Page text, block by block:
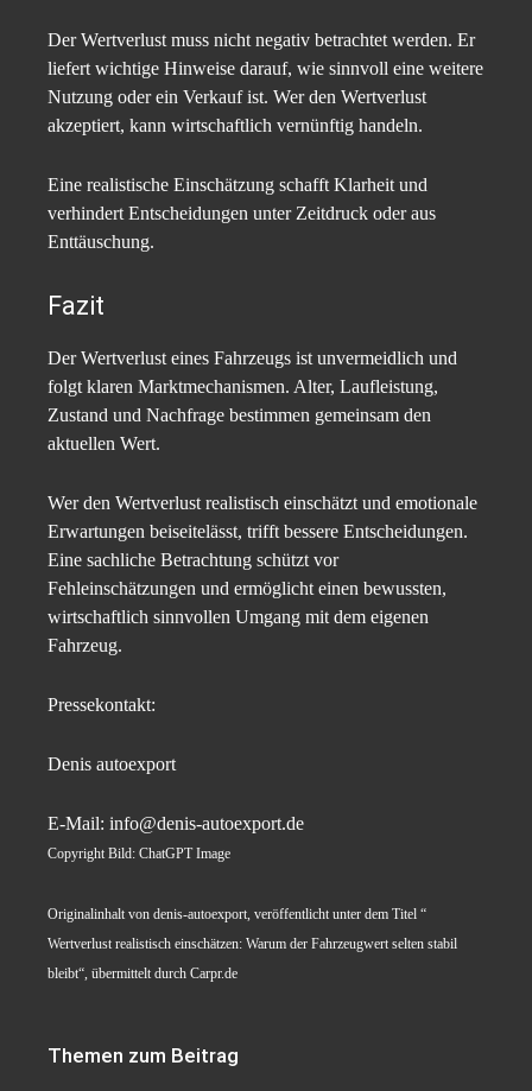
Der Wertverlust muss nicht negativ betrachtet werden. Er
liefert wichtige Hinweise darauf, wie sinnvoll eine weitere
Nutzung oder ein Verkauf ist. Wer den Wertverlust
akzeptiert, kann wirtschaftlich vernünftig handeln.
Eine realistische Einschätzung schafft Klarheit und
verhindert Entscheidungen unter Zeitdruck oder aus
Enttäuschung.
Fazit
Der Wertverlust eines Fahrzeugs ist unvermeidlich und
folgt klaren Marktmechanismen. Alter, Laufleistung,
Zustand und Nachfrage bestimmen gemeinsam den
aktuellen Wert.
Wer den Wertverlust realistisch einschätzt und emotionale
Erwartungen beiseitelässt, trifft bessere Entscheidungen.
Eine sachliche Betrachtung schützt vor
Fehleinschätzungen und ermöglicht einen bewussten,
wirtschaftlich sinnvollen Umgang mit dem eigenen
Fahrzeug.
Pressekontakt:
Denis autoexport
E-Mail: info@denis-autoexport.de
Copyright Bild: ChatGPT Image
Originalinhalt von denis-autoexport, veröffentlicht unter dem Titel “
Wertverlust realistisch einschätzen: Warum der Fahrzeugwert selten stabil
bleibt“, übermittelt durch Carpr.de
Themen zum Beitrag